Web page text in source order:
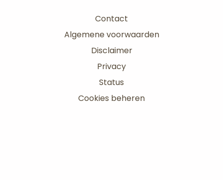
Contact
Algemene voorwaarden
Disclaimer
Privacy
Status
Cookies beheren